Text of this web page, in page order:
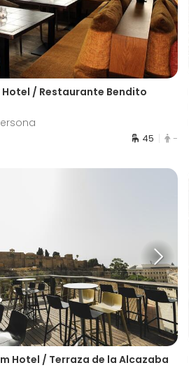
/ Restaurante Bendito
45 -
Hotel / Terraza de la Alcazaba